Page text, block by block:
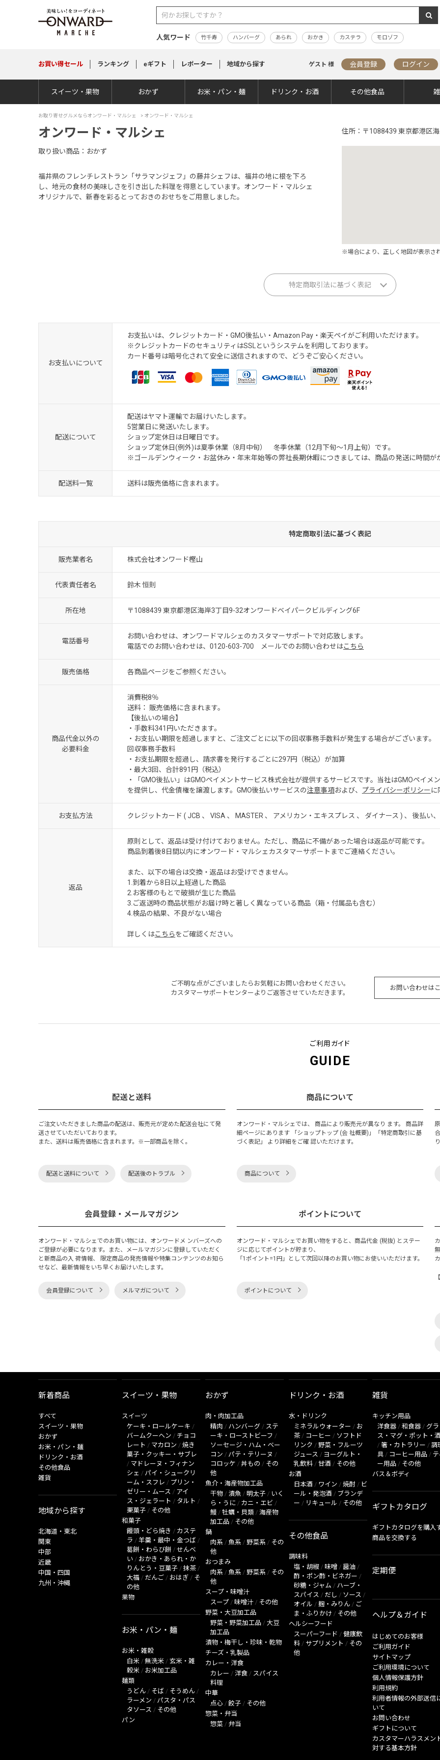
人気ワード 竹千寿 ハンバーグ あられ おかき カステラ モロゾフ
お買い得セール ランキング eギフト レポーター 地域から探す ゲスト 様 会員登録 ログイン
スイーツ・果物 おかず お米・パン・麺 ドリンク・お酒 その他食品
お取り寄せグルメならオンワード・マルシェ > オンワード・マルシェ
オンワード・マルシェ
取り扱い商品 おかず
福井県のフレンチレストラン「サラマンジェフ」の藤井シェフは、福井の地に根を下ろ
し、地元の食材の美味しさを引き出した料理を得意としています。オンワード・マルシェ
オリジナルで、新春を彩るとっておきのおせちをご用意しました。
住所 〒1088439 東京都港区
※場合により、正しく地図が表示さ
特定商取引法に基づく表記
お支払いについて
お支払いは、クレジットカード・GMO後払い・Amazon Pay・楽天ペイがご利用いただけます。
※クレジットカードのセキュリティはSSLというシステムを利用しております。
カード番号は暗号化されて安全に送信されますので、どうぞご安心ください。
配送について
配送はヤマト運輸でお届けいたします。
5営業日に発送いたします。
ショップ定休日は日曜日です。
ショップ定休日(例外)は夏季休業（8月中旬） 冬季休業（12月下旬～1月上旬）です。
※ゴールデンウィーク・お盆休み・年末年始等の弊社長期休暇につきましては、商品の発送に時間が
配送料一覧 送料は販売価格に含まれます。
特定商取引法に基づく表記
販売業者名 株式会社オンワード樫山
代表責任者名 鈴木 恒則
所在地 〒1088439 東京都港区海岸3丁目9-32オンワードベイパークビルディング6F
電話番号
お問い合わせは、オンワードマルシェのカスタマーサポートで対応致します。
電話でのお問い合わせは、0120-603-700 メールでのお問い合わせはこちら
販売価格 各商品ページをご参照ください。
商品代金以外の
必要料金
消費税8％
送料： 販売価格に含まれます。
【後払いの場合】
・手数料341円いただきます。
・お支払い期限を超過しますと、ご注文ごとに以下の回収事務手数料が発生する場合がございます。
回収事務手数料
・お支払期限を超過し、請求書を発行するごとに297円（税込）が加算
・最大3回、合計891円（税込）
・「GMO後払い」はGMOペイメントサービス株式会社が提供するサービスです。当社はGMOペイ
を提供し、代金債権を譲渡します。GMO後払いサービスの注意事項および、 プライバシーポリシーに
お支払方法 クレジットカード ( JCB 、 VISA 、 MASTER 、 アメリカン・エキスプレス 、 ダイナース ) 、 後払い
返品
原則として、返品は受け付けておりません。ただし、商品に不備があった場合は返品が可能です。
商品到着後8日間以内にオンワード・マルシェカスタマーサポートまでご連絡ください。
また、以下の場合は交換・返品はお受けできません。
1.到着から8日以上経過した商品
2.お客様のもとで破損が生じた商品
3.ご返送時の商品状態がお届け時と著しく異なっている商品（箱・付属品も含む）
4.検品の結果、不良がない場合
詳しくはこちらをご確認ください。
ご不明な点がございましたらお気軽にお問い合わせください。
カスタマーサポートセンターよりご返答させていただきます。
お問い合わせは
ご利用ガイド
GUIDE
配送と送料
ご注文いただきました商品の配送は、販売元が定めた配送会社にて発
送させていただいております。
また、送料は販売価格に含まれます。※一部商品を除く。
配送と送料について 配送後のトラブル
商品について
オンワード・マルシェでは、 商品により販売元が異なり ます。 商品詳
細ページにあります 「ショップトップ (会 社概要)」「特定商取引に基
づく表記」 より詳細をご確 認いただけます。
商品について
会員登録・メールマガジン
オンワード・マルシェでのお買い物には、オンワードメ ンバーズへの
ご登録が必要になります。また、メールマガジンに登録していただく
と新商品の入 荷情報、 限定商品の発売情報や特集コンテンツのお知ら
せなど、最新情報をいち早くお届けいたします。
会員登録について メルマガについて
ポイントについて
オンワード・マルシェでお買い物をすると、商品代金 (税抜) とステー
ジに応じてポイントが貯まり、
「1ポイント=1円」として次回以降のお買い物にお使いいただけます。
ポイントについて
新着商品
すべて
スイーツ・果物
おかず
お米・パン・麺
ドリンク・お酒
その他食品
雑貨
地域から探す
北海道・東北
関東
中部
近畿
中国・四国
九州・沖縄
スイーツ・果物
スイーツ
ケーキ・ロールケーキ /
バームクーヘン / チョコ
レート / マカロン / 焼き
菓子・クッキー・サブレ
/ マドレーヌ・フィナン
シェ / パイ・シュークリ
ーム・スフレ / プリン・
ゼリー・ムース / アイ
ス・ジェラート / タルト /
栗菓子 / その他
和菓子
饅頭・どら焼き / カステ
ラ / 羊羹・最中・金つば /
葛餅・わらび餅 / せんべ
い / おかき・あられ・か
りんとう・豆菓子 / 抹茶 /
大福 / だんご / おはぎ / そ
の他
果物
お米・パン・麺
お米・雑穀
白米 / 無洗米 / 玄米・雑
穀米 / お米加工品
麺類
うどん / そば / そうめん /
ラーメン / パスタ・パス
タソース / その他
パン
おかず
肉・肉加工品
精肉 / ハンバーグ / ステ
ーキ・ローストビーフ /
ソーセージ・ハム・ベー
コン / パテ・テリーヌ /
コロッケ / 丼もの / その
他
魚介・海産物加工品
干物 / 漬魚 / 明太子 / いく
ら・うに / カニ・エビ /
鰻 / 牡蠣・貝類 / 海産物
加工品 / その他
鍋
肉系 / 魚系 / 野菜系 / その
他
おつまみ
肉系 / 魚系 / 野菜系 / その
他
スープ・味噌汁
スープ / 味噌汁 / その他
野菜・大豆加工品
野菜・野菜加工品 / 大豆
加工品
漬物・梅干し・珍味・乾物
チーズ・乳製品
カレー・洋食
カレー / 洋食 / スパイス
料理
中華
点心 / 餃子 / その他
惣菜・弁当
惣菜 / 弁当
ドリンク・お酒
水・ドリンク
ミネラルウォーター / お
茶 / コーヒー / ソフトド
リンク / 野菜・フルーツ
ジュース / ヨーグルト・
乳飲料 / 甘酒 / その他
お酒
日本酒 / ワイン / 焼酎 / ビ
ール・発泡酒 / ブランデ
ー / リキュール / その他
その他食品
調味料
塩・胡椒 / 味噌 / 醤油 /
酢・ポン酢・ビネガー /
砂糖・ジャム / ハーブ・
スパイス / だし / ソース /
オイル / 麹・みりん / ご
ま・ふりかけ / その他
ヘルシーフード
スーパーフード / 健康飲
料 / サプリメント / その
他
雑貨
キッチン用品
洋食器 / 和食器 / グラ
ス・マグ・ポット・
/ 箸・カトラリー / 調
具 / コーヒー用品 / テ
ー用品 / その他
バス＆ボディ
ギフトカタログ
ギフトカタログを購入
商品を交換する
定期便
ヘルプ＆ガイド
はじめてのお客様
ご利用ガイド
サイトマップ
ご利用環境について
個人情報保護方針
利用規約
利用者情報の外部送信
いて
お問い合わせ
ギフトについて
カスタマーハラスメン
対する基本方針